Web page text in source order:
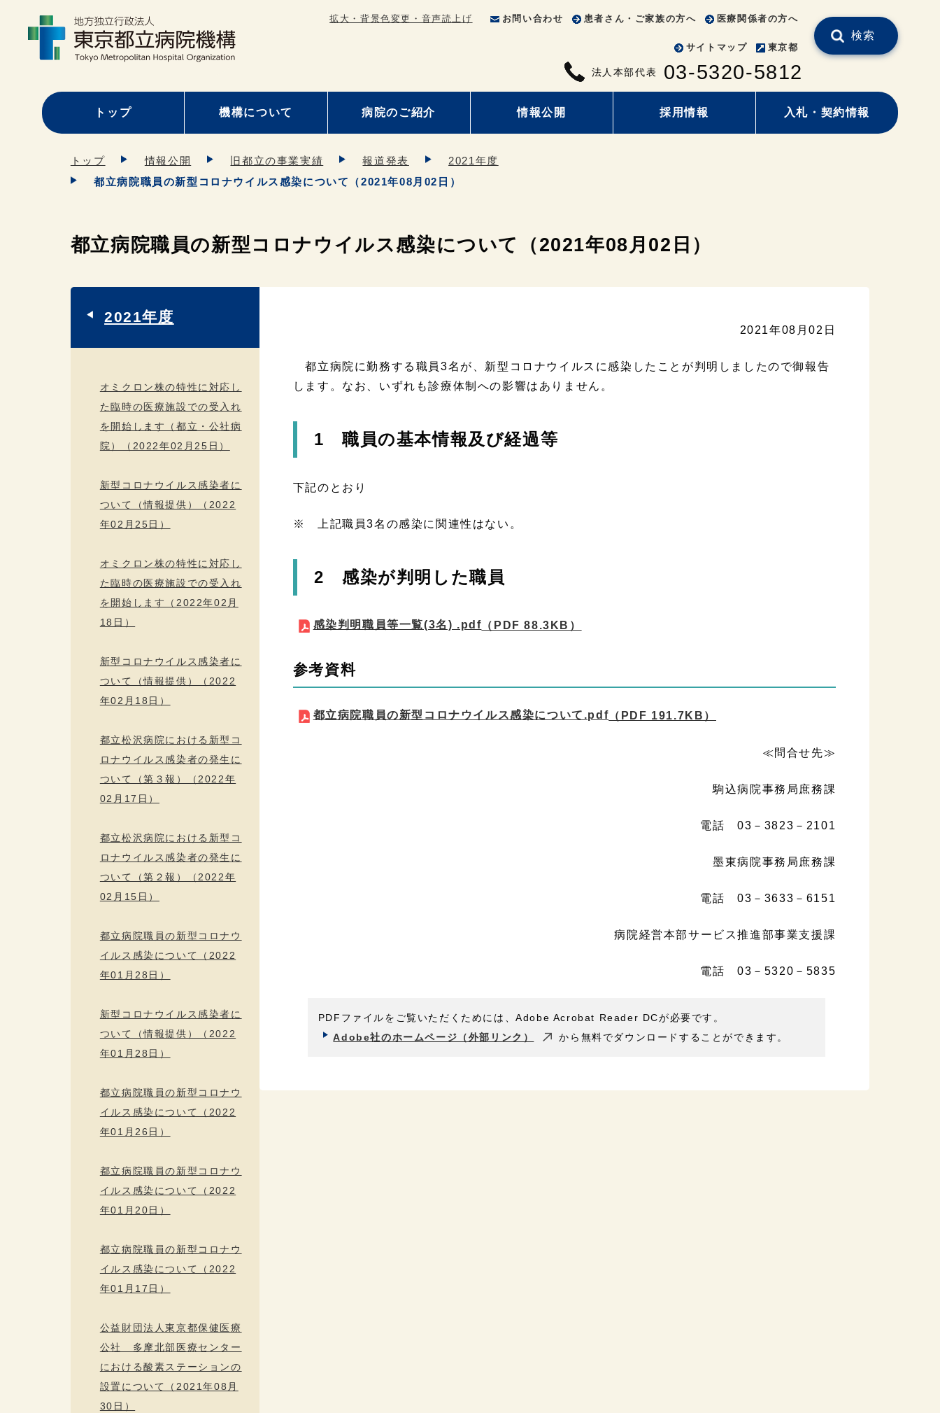
拡大・背景色変更・音声読上げ お問い合わせ 患者さん・ご家族の方へ 医療関係者の方へ
サイトマップ 東京都
法人本部代表 03-5320-5812
検索
トップ 機構について 病院のご紹介 情報公開 採用情報 入札・契約情報
トップ 情報公開 旧都立の事業実績 報道発表
2021年度
都立病院職員の新型コロナウイルス感染について（2021年08月02日）
都立病院職員の新型コロナウイルス感染について（2021年08月02日）
2021年08月02日
都立病院に勤務する職員3名が、新型コロナウイルスに感染したことが判明しましたので御報告
します。なお、いずれも診療体制への影響はありません。
1 職員の基本情報及び経過等
下記のとおり
※ 上記職員3名の感染に関連性はない。
2 感染が判明した職員
感染判明職員等一覧(3名) .pdf （PDF 88.3KB）
参考資料
都立病院職員の新型コロナウイルス感染について.pdf （PDF 191.7KB）
≪問合せ先≫
駒込病院事務局庶務課
電話 03－3823－2101
墨東病院事務局庶務課
電話 03－3633－6151
病院経営本部サービス推進部事業支援課
電話 03－5320－5835
PDFファイルをご覧いただくためには、Adobe Acrobat Reader DCが必要です。
Adobe社のホームページ（外部リンク）
から無料でダウンロードすることができます。
2021年度
オミクロン株の特性に対応し
た臨時の医療施設での受入れ
を開始します（都立・公社病
院）（2022年02月25日）
新型コロナウイルス感染者に
ついて（情報提供）（2022
年02月25日）
オミクロン株の特性に対応し
た臨時の医療施設での受入れ
を開始します（2022年02月
18日）
新型コロナウイルス感染者に
ついて（情報提供）（2022
年02月18日）
都立松沢病院における新型コ
ロナウイルス感染者の発生に
ついて（第３報）（2022年
02月17日）
都立松沢病院における新型コ
ロナウイルス感染者の発生に
ついて（第２報）（2022年
02月15日）
都立病院職員の新型コロナウ
イルス感染について（2022
年01月28日）
新型コロナウイルス感染者に
ついて（情報提供）（2022
年01月28日）
都立病院職員の新型コロナウ
イルス感染について（2022
年01月26日）
都立病院職員の新型コロナウ
イルス感染について（2022
年01月20日）
都立病院職員の新型コロナウ
イルス感染について（2022
年01月17日）
公益財団法人東京都保健医療
公社 多摩北部医療センター
における酸素ステーションの
設置について（2021年08月
30日）